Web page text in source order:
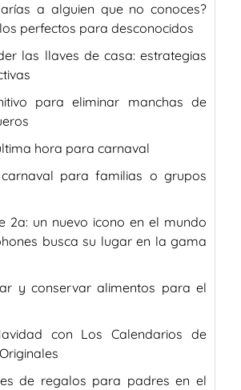
a alguien que no conoces?
perfectos para desconocidos
las llaves de casa: estrategias
para eliminar manchas de
hora para carnaval
para familias o grupos
2a: un nuevo icono en el mundo
busca su lugar en la gama
y conservar alimentos para el
con Los Calendarios de
de regalos para padres en el